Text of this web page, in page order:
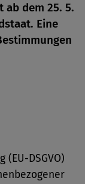
dem 25. 5.
Eine
(EU-DSGVO)